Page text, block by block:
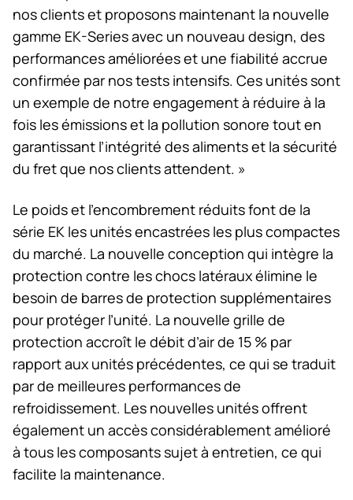
nos clients et proposons maintenant la nouvelle
gamme EK-Series avec un nouveau design, des
performances améliorées et une fiabilité accrue
confirmée par nos tests intensifs. Ces unités sont
un exemple de notre engagement à réduire à la
fois les émissions et la pollution sonore tout en
garantissant l’intégrité des aliments et la sécurité
du fret que nos clients attendent. »
Le poids et l’encombrement réduits font de la
série EK les unités encastrées les plus compactes
du marché. La nouvelle conception qui intègre la
protection contre les chocs latéraux élimine le
besoin de barres de protection supplémentaires
pour protéger l’unité. La nouvelle grille de
protection accroît le débit d’air de 15 % par
rapport aux unités précédentes, ce qui se traduit
par de meilleures performances de
refroidissement. Les nouvelles unités offrent
également un accès considérablement amélioré
à tous les composants sujet à entretien, ce qui
facilite la maintenance.